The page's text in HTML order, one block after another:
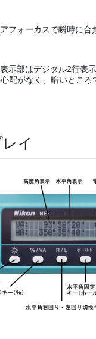
フォーカスで瞬時に合
示部はデジタル2行表
配がなく、暗いところ
イ